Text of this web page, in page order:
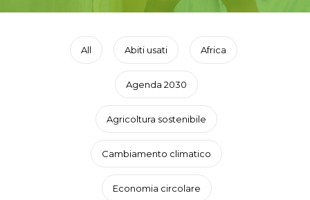
All Abiti usati Africa
Agenda 2030
Agricoltura sostenibile
Cambiamento climatico
Economia circolare